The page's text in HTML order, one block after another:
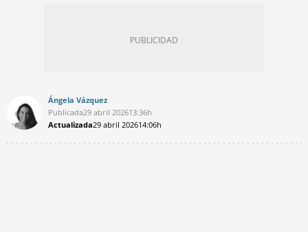
Ángela Vázquez
Publicada29 abril 202613:36h
Actualizada29 abril 202614:06h